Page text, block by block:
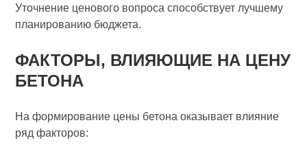
Уточнение ценового вопроса способствует лучшему
планированию бюджета.
ФАКТОРЫ, ВЛИЯЮЩИЕ НА ЦЕНУ
БЕТОНА
На формирование цены бетона оказывает влияние
ряд факторов: